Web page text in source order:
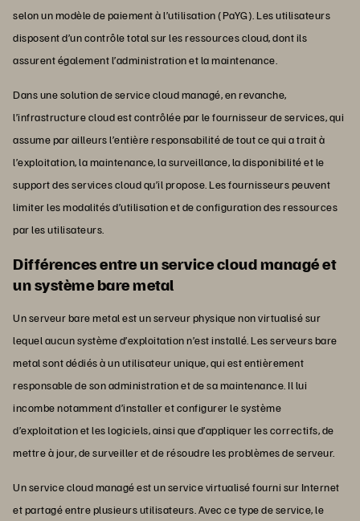
selon un modèle de paiement à l’utilisation (PaYG). Les utilisateurs
disposent d’un contrôle total sur les ressources cloud, dont ils
assurent également l’administration et la maintenance.
Dans une solution de service cloud managé, en revanche,
l’infrastructure cloud est contrôlée par le fournisseur de services, qui
assume par ailleurs l’entière responsabilité de tout ce qui a trait à
l’exploitation, la maintenance, la surveillance, la disponibilité et le
support des services cloud qu’il propose. Les fournisseurs peuvent
limiter les modalités d’utilisation et de configuration des ressources
par les utilisateurs.
Différences entre un service cloud managé et
un système bare metal
Un serveur bare metal est un serveur physique non virtualisé sur
lequel aucun système d’exploitation n’est installé. Les serveurs bare
metal sont dédiés à un utilisateur unique, qui est entièrement
responsable de son administration et de sa maintenance. Il lui
incombe notamment d’installer et configurer le système
d’exploitation et les logiciels, ainsi que d’appliquer les correctifs, de
mettre à jour, de surveiller et de résoudre les problèmes de serveur.
Un service cloud managé est un service virtualisé fourni sur Internet
et partagé entre plusieurs utilisateurs. Avec ce type de service, le